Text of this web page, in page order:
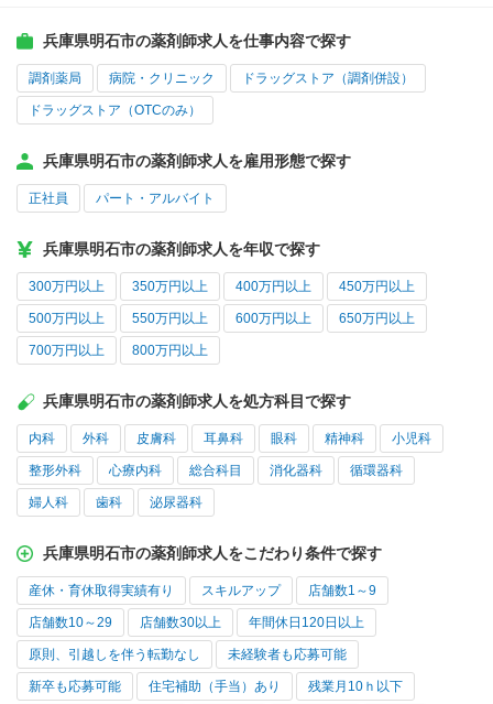
兵庫県明石市の薬剤師求人を仕事内容で探す
調剤薬局 病院・クリニック ドラッグストア（調剤併設）
ドラッグストア（OTCのみ）
兵庫県明石市の薬剤師求人を雇用形態で探す
正社員 パート・アルバイト
兵庫県明石市の薬剤師求人を年収で探す
300万円以上 350万円以上 400万円以上 450万円以上
500万円以上 550万円以上 600万円以上 650万円以上
700万円以上 800万円以上
兵庫県明石市の薬剤師求人を処方科目で探す
内科 外科 皮膚科 耳鼻科 眼科 精神科 小児科
整形外科 心療内科 総合科目 消化器科 循環器科
婦人科 歯科 泌尿器科
兵庫県明石市の薬剤師求人をこだわり条件で探す
産休・育休取得実績有り スキルアップ 店舗数1～9
店舗数10～29 店舗数30以上 年間休日120日以上
原則、引越しを伴う転勤なし 未経験者も応募可能
新卒も応募可能 住宅補助（手当）あり 残業月10ｈ以下